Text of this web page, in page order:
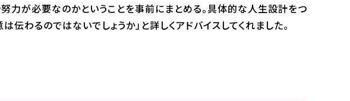
力が必要なのかということを事前にまとめる。具体的な人生設計をつ
伝わるのではないでしょうか」と詳しくアドバイスしてくれました。